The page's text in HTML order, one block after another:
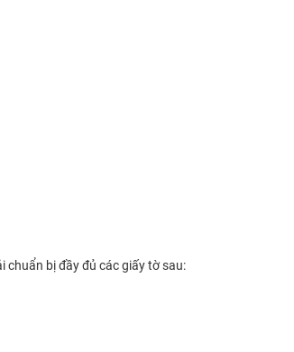
chuẩn bị đầy đủ các giấy tờ sau: